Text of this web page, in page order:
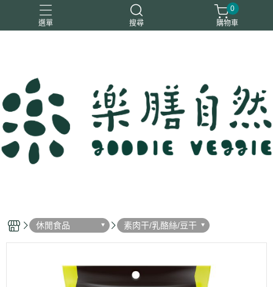
選單 搜尋
一樂鶴
0
購物車
休閒食品 素肉干/乳酪絲/豆干